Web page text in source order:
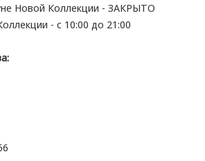
Новой Коллекции - ЗАКРЫТО
- с 10:00 до 21:00